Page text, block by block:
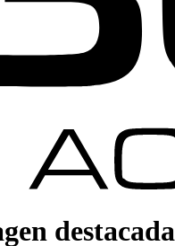
destacada